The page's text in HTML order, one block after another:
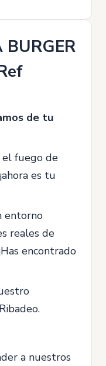
BURGER
de tu
fuego de
es tu
entorno
reales de
encontrado
a nuestros